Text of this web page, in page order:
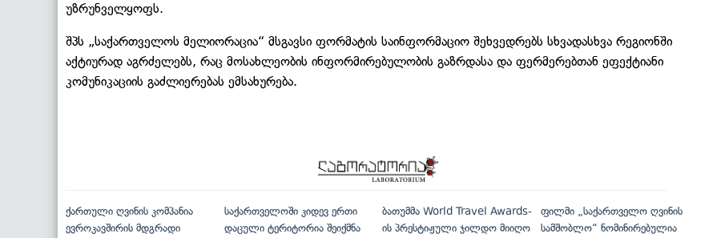
უზრუნველყოფს.
შპს „საქართველოს მელიორაცია“ მსგავსი ფორმატის საინფორმაციო შეხვედრებს სხვადასხვა რეგიონში
აქტიურად აგრძელებს, რაც მოსახლეობის ინფორმირებულობის გაზრდასა და ფერმერებთან ეფექტიანი
კომუნიკაციის გაძლიერებას ემსახურება.
ქართული ღვინის კომპანია
ევროკავშირის მდგრადი
საქართველოში კიდევ ერთი
დაცული ტერიტორია შეიქმნა
ბათუმმა World Travel Awards-
ის პრესტიჟული ჯილდო მიიღო
ფილმი „საქართველო ღვინის
სამშობლო“ ნომინირებულია